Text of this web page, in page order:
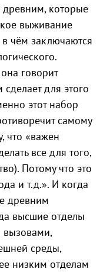
древним, которые
выживание
чём заключаются
говорит
для этого
этот набор
самому
что «важен
все для того,
Потому что это
и т.д.». И когда
древним
высшие отделы
вызовами,
среды,
низким отделам